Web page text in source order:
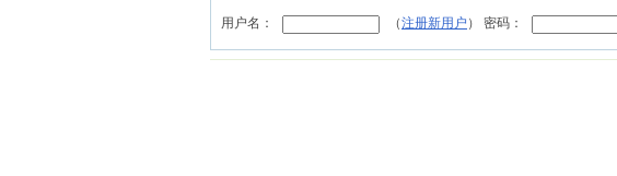
用户名： （注册新用户 ） 密码：